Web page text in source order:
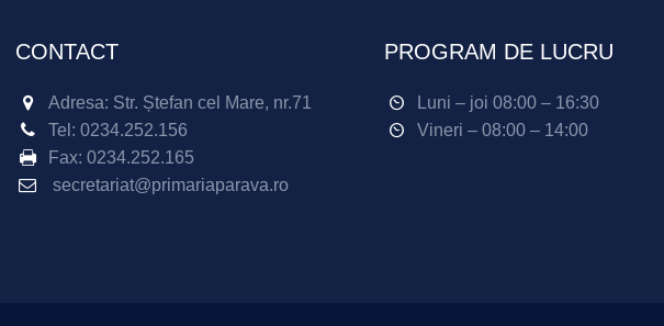
CONTACT
Adresa: Str. Ștefan cel Mare, nr.71
Tel: 0234.252.156
Fax: 0234.252.165
secretariat@primariaparava.ro
PROGRAM DE LUCRU
Luni – joi 08:00 – 16:30
Vineri – 08:00 – 14:00